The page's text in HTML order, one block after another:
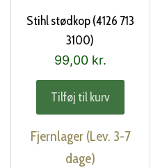
Stihl stødkop (4126 713
3100)
99,00 kr.
Tilføj til kurv
Fjernlager (Lev. 3-7
dage)